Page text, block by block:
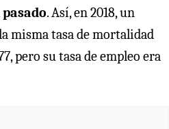
. Así, en 2018, un
misma tasa de mortalidad
pero su tasa de empleo era